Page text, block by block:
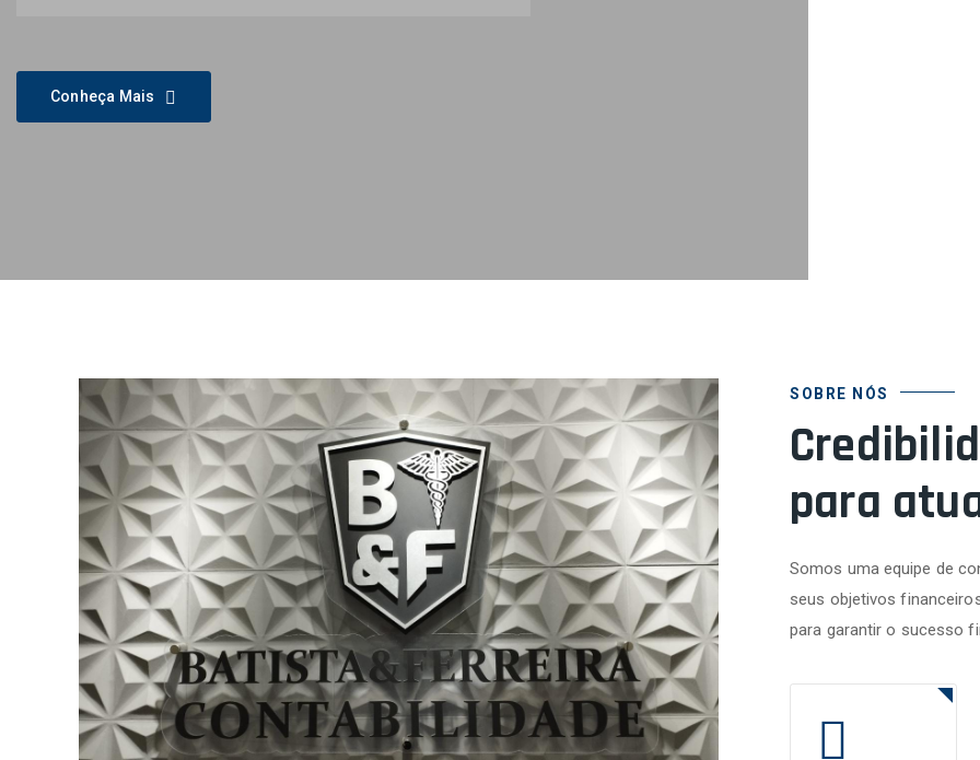
Conheça Mais
SOBRE NÓS
para
Somos uma equipe de
seus objetivos
para garantir o sucesso